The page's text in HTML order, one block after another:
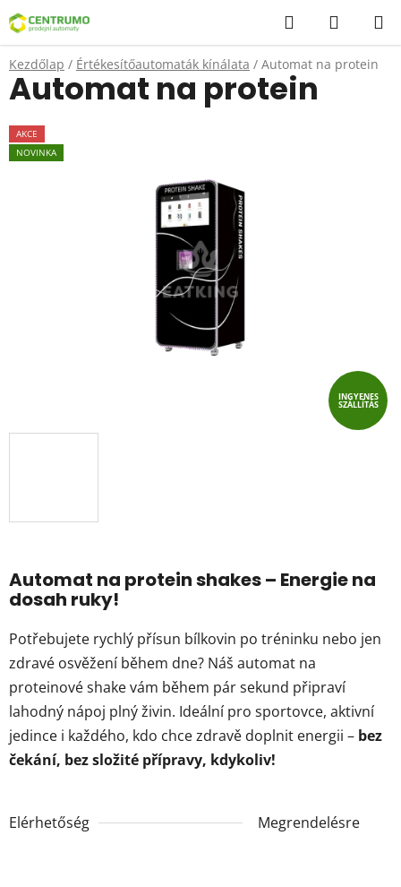
Ugrás
fő
tartalomhoz
KeresésKOSÁR
Kezdőlap / Értékesítőautomaták kínálata / Automat na protein
Automat na protein shakes – Energie na
dosah ruky!
Potřebujete rychlý přísun bílkovin po tréninku nebo jen
zdravé osvěžení během dne? Náš automat na
proteinové shake vám během pár sekund připraví
lahodný nápoj plný živin. Ideální pro sportovce, aktivní
jedince i každého, kdo chce zdravě doplnit energii – bez
čekání, bez složité přípravy, kdykoliv!
Elérhetőség Megrendelésre
Automat na protein
AKCE
NOVINKA
INGYENES
SZÁLLÍTÁS